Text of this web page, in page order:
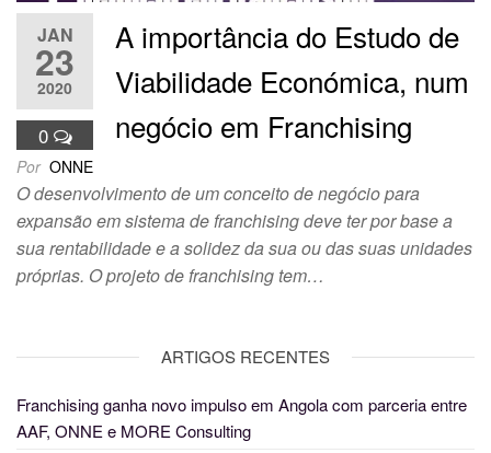
JAN
23
2020
0
A importância do Estudo de
Viabilidade Económica, num
negócio em Franchising
Por ONNE
O desenvolvimento de um conceito de negócio para
expansão em sistema de franchising deve ter por base a
sua rentabilidade e a solidez da sua ou das suas unidades
próprias. O projeto de franchising tem…
ARTIGOS RECENTES
Franchising ganha novo impulso em Angola com parceria entre
AAF, ONNE e MORE Consulting